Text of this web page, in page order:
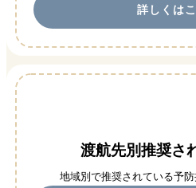
詳しくは
渡航先別推奨さ
地域別で推奨されている予防